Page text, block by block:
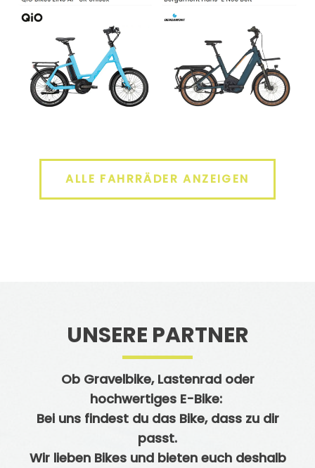
ALLE FAHRRÄDER ANZEIGEN
UNSERE PARTNER
Ob Gravelbike, Lastenrad oder
hochwertiges E-Bike:
Bei uns findest du das Bike, dass zu dir
passt.
Wir lieben Bikes und bieten euch deshalb